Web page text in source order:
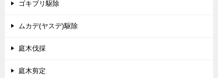
ゴキブリ駆除
ムカデ(ヤスデ)駆除
庭木伐採
庭木剪定